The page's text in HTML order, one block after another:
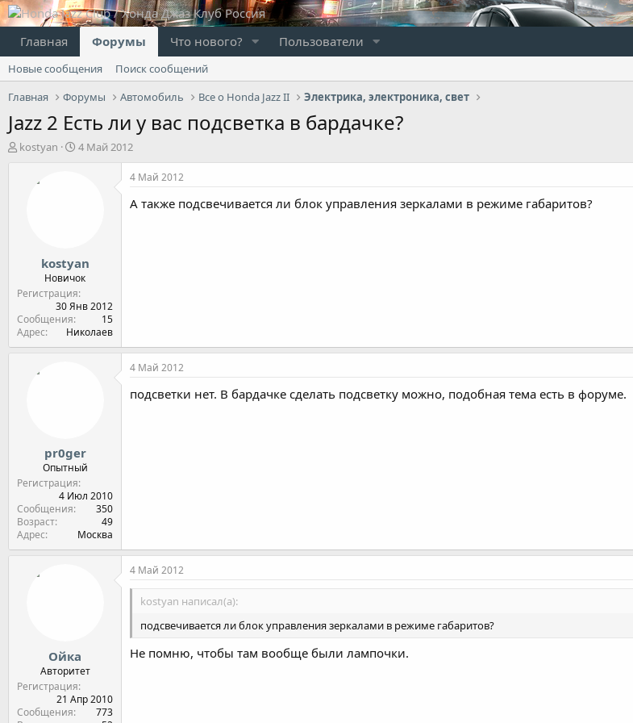
Главная Форумы Что нового? Пользователи
Новые сообщения
Поиск сообщений
Главная
Форумы Автомобиль Все о Honda Jazz II Электрика, электроника, свет
Jazz 2 Есть ли у вас подсветка в бардачке?
А
kostyan
Д
л
а
4 Май 2012
kostyan
Новичок
Регистрация
30 Янв 2012
Сообщения
15
Адрес
Николаев
4 Май 2012
А также подсвечивается ли блок управления зеркалами в режиме габаритов?
pr0ger
Опытный
Регистрация
4 Июл 2010
Сообщения
350
Возраст
49
Адрес
Москва
4 Май 2012
подсветки нет. В бардачке сделать подсветку можно, подобная тема есть в форуме.
Ойка
Авторитет
Регистрация
21 Апр 2010
Сообщения
773
4 Май 2012
kostyan написал(а):
подсвечивается ли блок управления зеркалами в режиме габаритов?
Не помню, чтобы там вообще были лампочки.